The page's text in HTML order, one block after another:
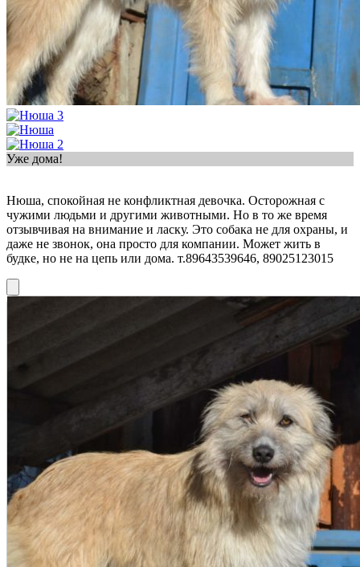
Уже дома!
Нюша, спокойная не конфликтная девочка. Осторожная с
чужими людьми и другими животными. Но в то же время
отзывчивая на внимание и ласку. Это собака не для охраны, и
даже не звонок, она просто для компании. Может жить в
будке, но не на цепь или дома. т.‎89643539646, ‎89025123015